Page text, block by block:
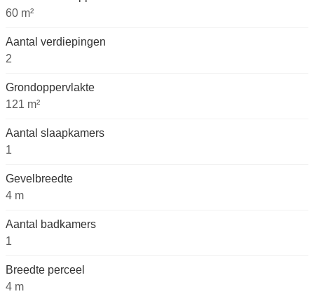
60 m²
Aantal verdiepingen
2
Grondoppervlakte
121 m²
Aantal slaapkamers
1
Gevelbreedte
4 m
Aantal badkamers
1
Breedte perceel
4 m